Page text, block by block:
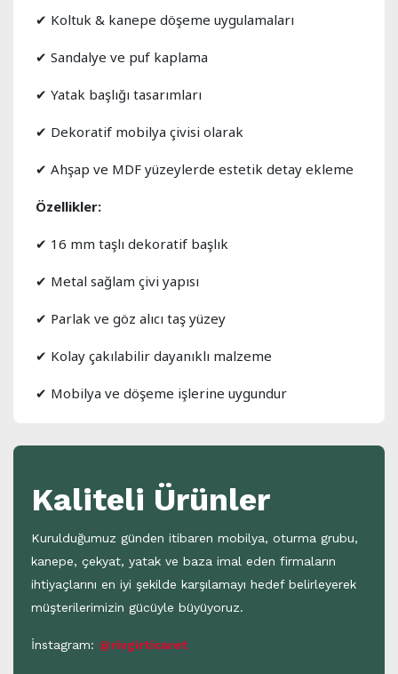
✔ Koltuk & kanepe döşeme uygulamaları
✔ Sandalye ve puf kaplama
✔ Yatak başlığı tasarımları
✔ Dekoratif mobilya çivisi olarak
✔ Ahşap ve MDF yüzeylerde estetik detay ekleme
Özellikler:
✔ 16 mm taşlı dekoratif başlık
✔ Metal sağlam çivi yapısı
✔ Parlak ve göz alıcı taş yüzey
✔ Kolay çakılabilir dayanıklı malzeme
✔ Mobilya ve döşeme işlerine uygundur
Kaliteli Ürünler
Kurulduğumuz günden itibaren mobilya, oturma grubu,
kanepe, çekyat, yatak ve baza imal eden firmaların
ihtiyaçlarını en iyi şekilde karşılamayı hedef belirleyerek
müşterilerimizin gücüyle büyüyoruz.
İnstagram: @rivgirticaret